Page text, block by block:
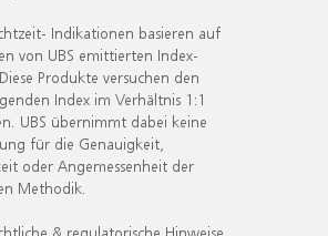
Indikationen basieren auf
von UBS emittierten Index-
Produkte versuchen den
Index im Verhältnis 1:1
UBS übernimmt dabei keine
für die Genauigkeit,
oder Angemessenheit der
Methodik.